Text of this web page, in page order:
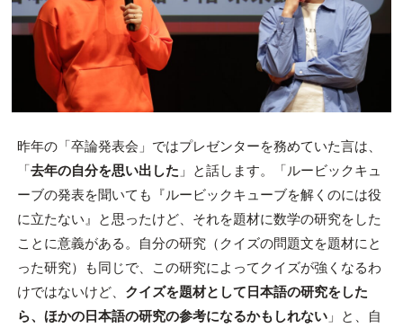
昨年の「卒論発表会」ではプレゼンターを務めていた言は、
「去年の自分を思い出した 」と話します。「ルービックキュ
ーブの発表を聞いても『ルービックキューブを解くのには役
に立たない』と思ったけど、それを題材に数学の研究をした
ことに意義がある。自分の研究（クイズの問題文を題材にと
った研究）も同じで、この研究によってクイズが強くなるわ
けではないけど、 クイズを題材として日本語の研究をした
ら、ほかの日本語の研究の参考になるかもしれない」と、自